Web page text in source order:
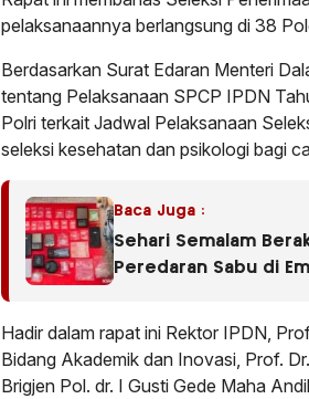
pelaksanaannya berlangsung di 38
Berdasarkan Surat Edaran Menteri
tentang Pelaksanaan SPCP IPDN
Polri terkait Jadwal Pelaksanaan
seleksi kesehatan dan psikologi bagi
Baca Juga :
Sehari Semalam
Peredaran Sabu di
Hadir dalam rapat ini Rektor IPDN,
Bidang Akademik dan Inovasi, Prof.
Brigjen Pol. dr. I Gusti Gede Maha